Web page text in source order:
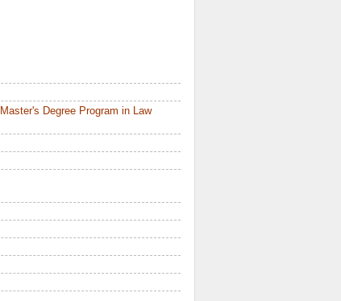
Degree Program in Law